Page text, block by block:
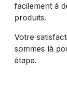
facilement à
produits.
Votre
sommes là
étape.